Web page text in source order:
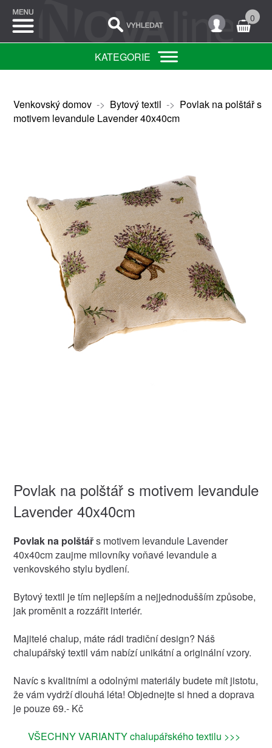
0
KATEGORIE
Venkovský domov-> Bytový textil -> Povlak na polštář s
motivem levandule Lavender 40x40cm
Povlak na polštář s motivem levandule
Lavender 40x40cm
Povlak na polštářs motivem levandule Lavender
40x40cm zaujme milovníky voňavé levandule a
venkovského stylu bydlení.
Bytový textil je tím nejlepším a nejjednodušším způsobe,
jak proměnit a rozzářit interiér.
Majitelé chalup, máte rádi tradiční design? Náš
chalupářský textil vám nabízí unikátní a originální vzory.
Navíc s kvalitními a odolnými materiály budete mít jistotu,
že vám vydrží dlouhá léta! Objednejte si hned a doprava
je pouze 69.- Kč
VŠECHNY VARIANTY chalupářského textilu >>>